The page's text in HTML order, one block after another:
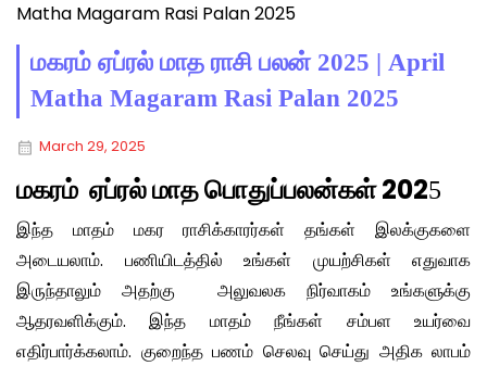
Matha Magaram Rasi Palan 2025
மகரம் ஏப்ரல் மாத ராசி பலன் 2025 | April
Matha Magaram Rasi Palan 2025
March 29, 2025
மகரம் ஏப்ரல் மாத பொதுப்பலன்கள் 2025
இந்த மாதம் மகர ராசிக்காரர்கள் தங்கள் இலக்குகளை
அடையலாம். பணியிடத்தில் உங்கள் முயற்சிகள் எதுவாக
இருந்தாலும் அதற்கு அலுவலக நிர்வாகம் உங்களுக்கு
ஆதரவளிக்கும். இந்த மாதம் நீங்கள் சம்பள உயர்வை
எதிர்பார்க்கலாம். குறைந்த பணம் செலவு செய்து அதிக லாபம்